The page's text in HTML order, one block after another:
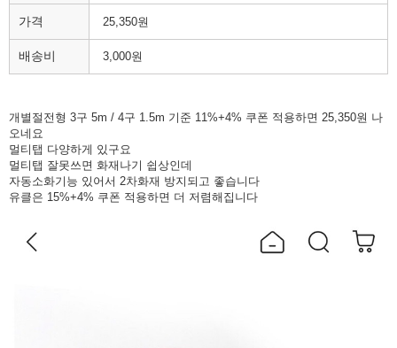
가격 25,350원
배송비 3,000원
개별절전형 3구 5m / 4구 1.5m 기준 11%+4% 쿠폰 적용하면 25,350원 나
오네요
멀티탭 다양하게 있구요
멀티탭 잘못쓰면 화재나기 쉽상인데
자동소화기능 있어서 2차화재 방지되고 좋습니다
유클은 15%+4% 쿠폰 적용하면 더 저렴해집니다